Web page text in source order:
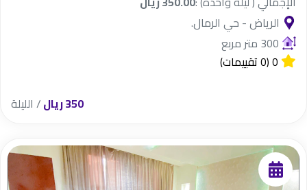
الرياض - حي الرمال.
300 متر مربع
0(0 تقييمات)
350 ريال / الليلة